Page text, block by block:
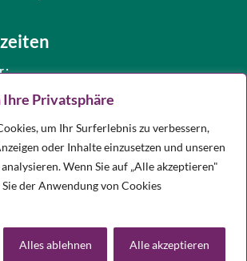
Privatsphäre
um Ihr Surferlebnis zu verbessern,
oder Inhalte einzusetzen und unseren
Wenn Sie auf „Alle akzeptieren"
der Anwendung von Cookies
Alles ablehnen Alle akzeptieren
Uhr
– 12.30 Uhr
12.00 Uhr
Nähe, die Notdienst haben, finden Sie